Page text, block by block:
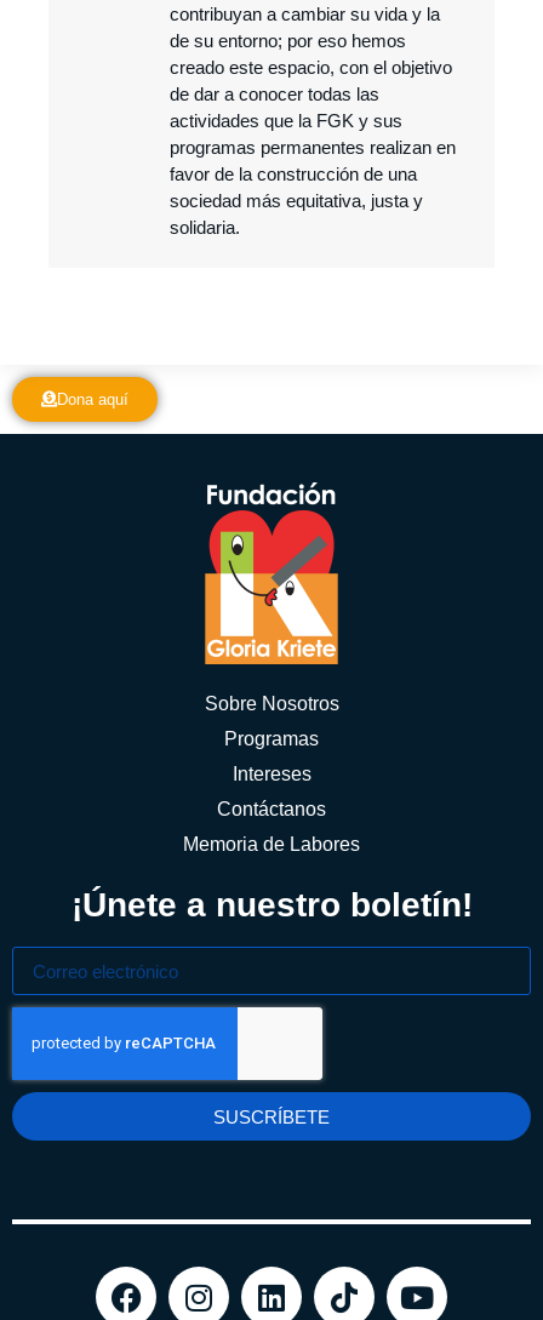
contribuyan a cambiar su vida y la
de su entorno; por eso hemos
creado este espacio, con el objetivo
de dar a conocer todas las
actividades que la FGK y sus
programas permanentes realizan en
favor de la construcción de una
sociedad más equitativa, justa y
solidaria.
Dona aquí
Sobre Nosotros
Programas
Intereses
Contáctanos
Memoria de Labores
¡Únete a nuestro boletín!
SUSCRÍBETE